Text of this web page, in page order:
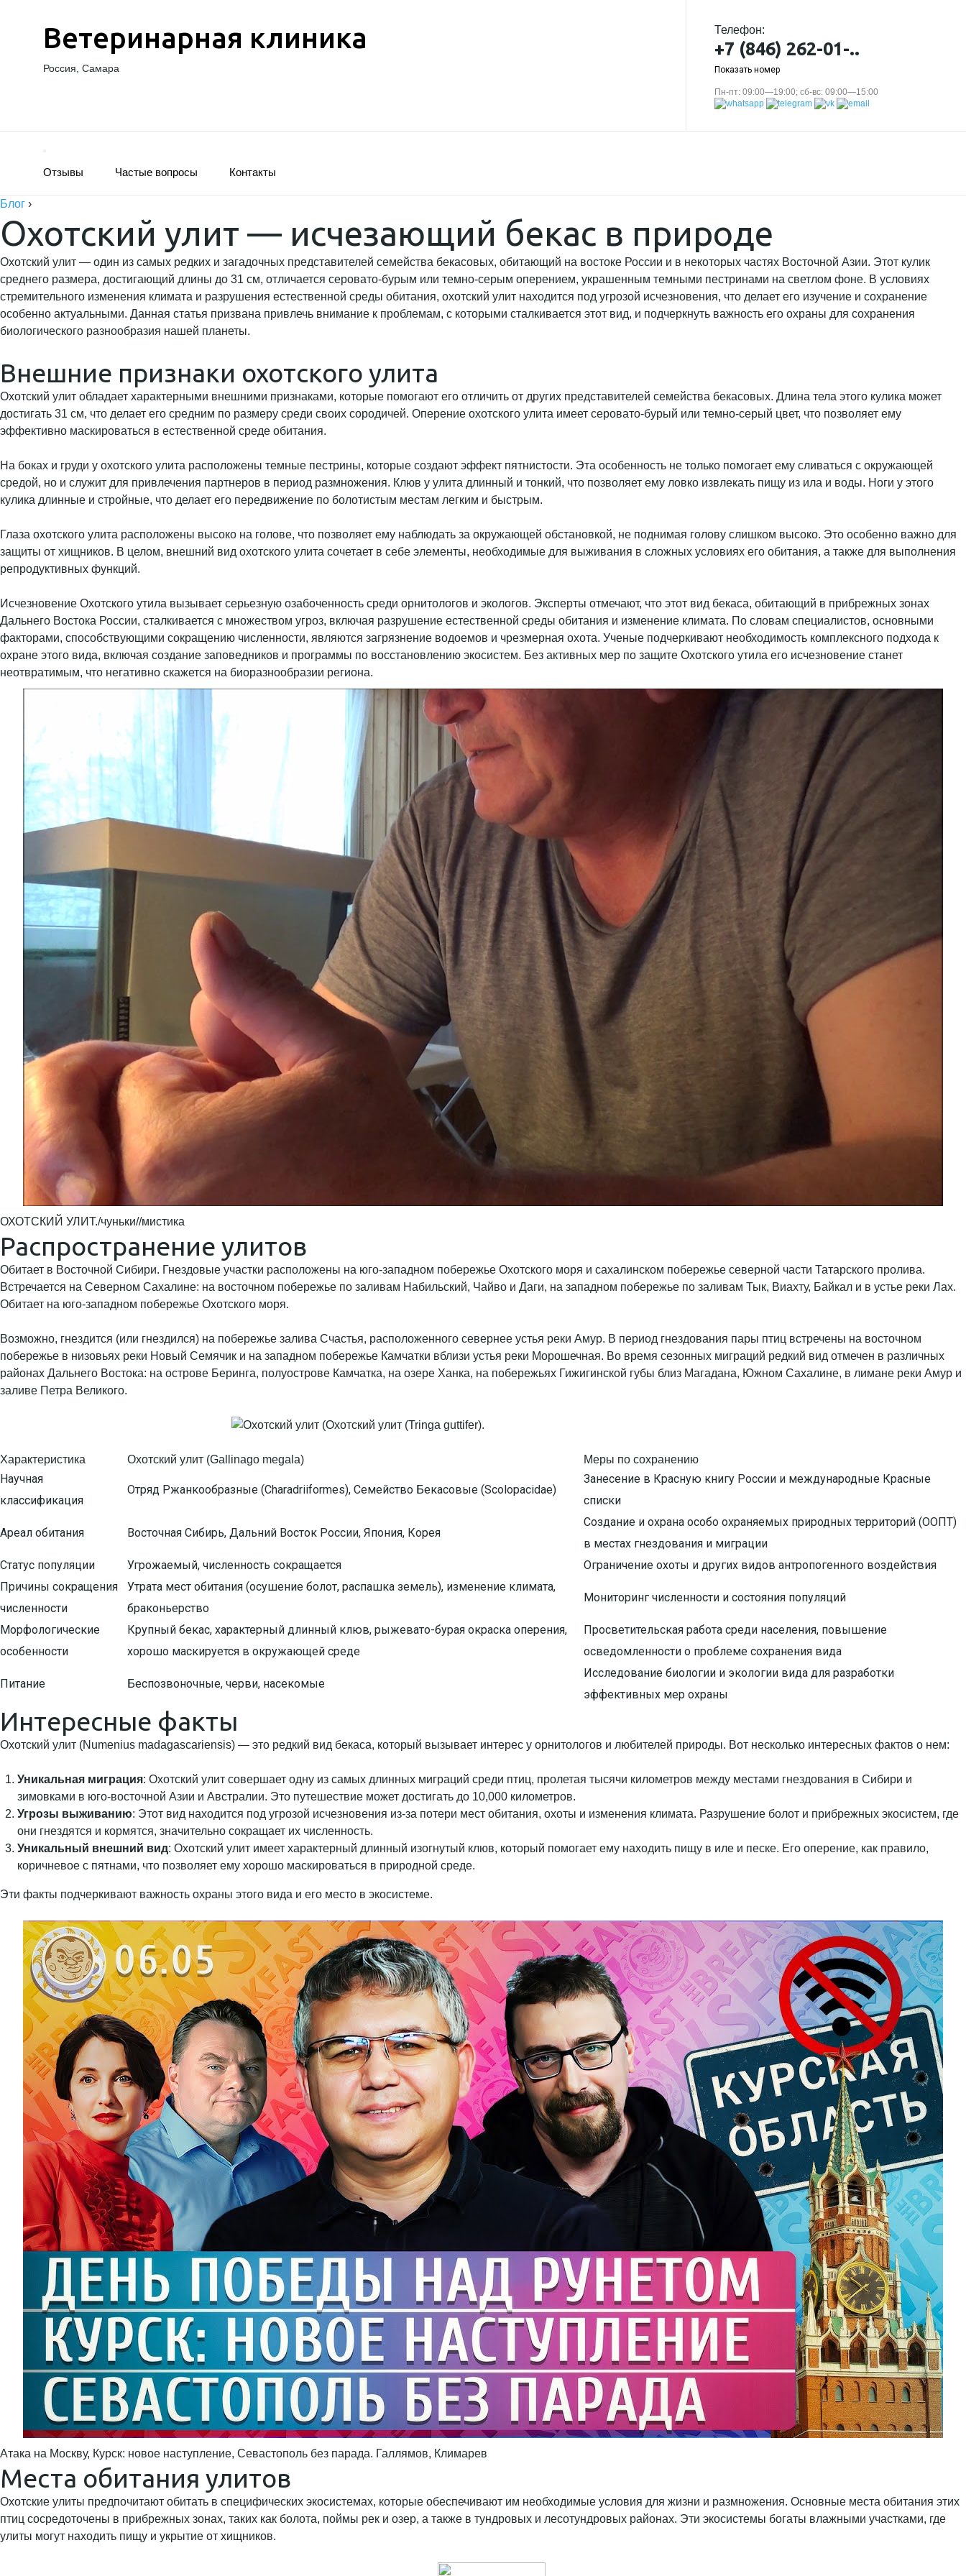
Ветеринарная клиника
Россия, Самара
Телефон:
+7 (846) 262-01-..
Показать номер
Пн-пт: 09:00—19:00; сб-вс: 09:00—15:00
Отзывы Частые вопросы Контакты
Блог ›
Охотский улит — исчезающий бекас в природе
Охотский улит — один из самых редких и загадочных представителей семейства бекасовых, обитающий на востоке России и в некоторых частях Восточной Азии. Этот кулик
среднего размера, достигающий длины до 31 см, отличается серовато-бурым или темно-серым оперением, украшенным темными пестринами на светлом фоне. В условиях
стремительного изменения климата и разрушения естественной среды обитания, охотский улит находится под угрозой исчезновения, что делает его изучение и сохранение
особенно актуальными. Данная статья призвана привлечь внимание к проблемам, с которыми сталкивается этот вид, и подчеркнуть важность его охраны для сохранения
биологического разнообразия нашей планеты.
Внешние признаки охотского улита
Охотский улит обладает характерными внешними признаками, которые помогают его отличить от других представителей семейства бекасовых. Длина тела этого кулика может
достигать 31 см, что делает его средним по размеру среди своих сородичей. Оперение охотского улита имеет серовато-бурый или темно-серый цвет, что позволяет ему
эффективно маскироваться в естественной среде обитания.
На боках и груди у охотского улита расположены темные пестрины, которые создают эффект пятнистости. Эта особенность не только помогает ему сливаться с окружающей
средой, но и служит для привлечения партнеров в период размножения. Клюв у улита длинный и тонкий, что позволяет ему ловко извлекать пищу из ила и воды. Ноги у этого
кулика длинные и стройные, что делает его передвижение по болотистым местам легким и быстрым.
Глаза охотского улита расположены высоко на голове, что позволяет ему наблюдать за окружающей обстановкой, не поднимая голову слишком высоко. Это особенно важно для
защиты от хищников. В целом, внешний вид охотского улита сочетает в себе элементы, необходимые для выживания в сложных условиях его обитания, а также для выполнения
репродуктивных функций.
Исчезновение Охотского утила вызывает серьезную озабоченность среди орнитологов и экологов. Эксперты отмечают, что этот вид бекаса, обитающий в прибрежных зонах
Дальнего Востока России, сталкивается с множеством угроз, включая разрушение естественной среды обитания и изменение климата. По словам специалистов, основными
факторами, способствующими сокращению численности, являются загрязнение водоемов и чрезмерная охота. Ученые подчеркивают необходимость комплексного подхода к
охране этого вида, включая создание заповедников и программы по восстановлению экосистем. Без активных мер по защите Охотского утила его исчезновение станет
неотвратимым, что негативно скажется на биоразнообразии региона.
ОХОТСКИЙ УЛИТ./чуньки//мистика
Распространение улитов
Обитает в Восточной Сибири. Гнездовые участки расположены на юго-западном побережье Охотского моря и сахалинском побережье северной части Татарского пролива.
Встречается на Северном Сахалине: на восточном побережье по заливам Набильский, Чайво и Даги, на западном побережье по заливам Тык, Виахту, Байкал и в устье реки Лах.
Обитает на юго-западном побережье Охотского моря.
Возможно, гнездится (или гнездился) на побережье залива Счастья, расположенного севернее устья реки Амур. В период гнездования пары птиц встречены на восточном
побережье в низовьях реки Новый Семячик и на западном побережье Камчатки вблизи устья реки Морошечная. Во время сезонных миграций редкий вид отмечен в различных
районах Дальнего Востока: на острове Беринга, полуострове Камчатка, на озере Ханка, на побережьях Гижигинской губы близ Магадана, Южном Сахалине, в лимане реки Амур и
заливе Петра Великого.
Характеристика Охотский улит (Gallinago megala) Меры по сохранению
Научная
классификация
Отряд Ржанкообразные (Charadriiformes), Семейство Бекасовые (Scolopacidae)
Занесение в Красную книгу России и международные Красные
списки
Ареал обитания Восточная Сибирь, Дальний Восток России, Япония, Корея
Создание и охрана особо охраняемых природных территорий (ООПТ)
в местах гнездования и миграции
Статус популяции
Угрожаемый, численность сокращается
Ограничение охоты и других видов антропогенного воздействия
Причины сокращения
численности
Утрата мест обитания (осушение болот, распашка земель), изменение климата,
браконьерство
Мониторинг численности и состояния популяций
Морфологические
особенности
Крупный бекас, характерный длинный клюв, рыжевато-бурая окраска оперения,
хорошо маскируется в окружающей среде
Просветительская работа среди населения, повышение
осведомленности о проблеме сохранения вида
Питание Беспозвоночные, черви, насекомые
Исследование биологии и экологии вида для разработки
эффективных мер охраны
Интересные факты
Охотский улит (Numenius madagascariensis) — это редкий вид бекаса, который вызывает интерес у орнитологов и любителей природы. Вот несколько интересных фактов о нем:
Уникальная миграция: Охотский улит совершает одну из самых длинных миграций среди птиц, пролетая тысячи километров между местами гнездования в Сибири и
зимовками в юго-восточной Азии и Австралии. Это путешествие может достигать до 10,000 километров.
Угрозы выживанию: Этот вид находится под угрозой исчезновения из-за потери мест обитания, охоты и изменения климата. Разрушение болот и прибрежных экосистем, где
они гнездятся и кормятся, значительно сокращает их численность.
Уникальный внешний вид: Охотский улит имеет характерный длинный изогнутый клюв, который помогает ему находить пищу в иле и песке. Его оперение, как правило,
коричневое с пятнами, что позволяет ему хорошо маскироваться в природной среде.
Эти факты подчеркивают важность охраны этого вида и его место в экосистеме.
Атака на Москву, Курск: новое наступление, Севастополь без парада. Галлямов, Климарев
Места обитания улитов
Охотские улиты предпочитают обитать в специфических экосистемах, которые обеспечивают им необходимые условия для жизни и размножения. Основные места обитания этих
птиц сосредоточены в прибрежных зонах, таких как болота, поймы рек и озер, а также в тундровых и лесотундровых районах. Эти экосистемы богаты влажными участками, где
улиты могут находить пищу и укрытие от хищников.